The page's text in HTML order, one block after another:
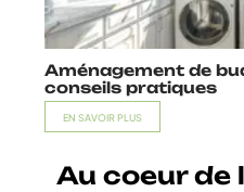
Aménagement de
conseils pratiques
EN SAVOIR PLUS
Au coeur de